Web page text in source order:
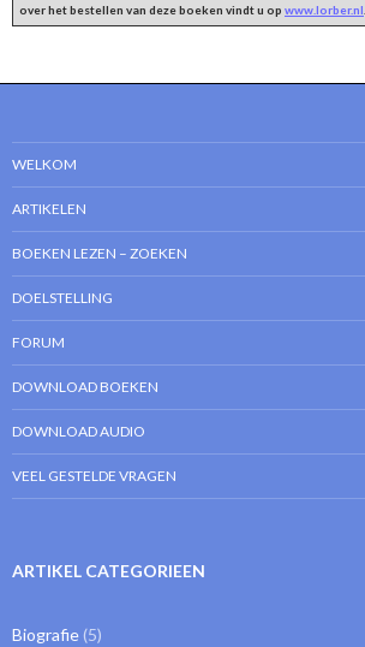
over het bestellen van deze boeken vindt u op www.lorber.nl
WELKOM
ARTIKELEN
BOEKEN LEZEN – ZOEKEN
DOELSTELLING
FORUM
DOWNLOAD BOEKEN
DOWNLOAD AUDIO
VEEL GESTELDE VRAGEN
ARTIKEL CATEGORIEEN
Biografie (5)